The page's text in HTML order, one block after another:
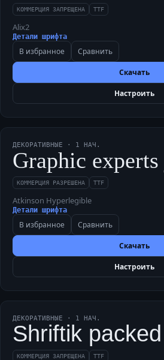
КОММЕРЦИЯ ЗАПРЕЩЕНА TTF
Alix2
Детали шрифта
В избранное Сравнить
Скачать
Настроить
ДЕКОРАТИВНЫЕ · 1 НАЧ.
Graphic
КОММЕРЦИЯ РАЗРЕШЕНА TTF
Atkinson Hyperlegible
Детали шрифта
В избранное Сравнить
Скачать
Настроить
ДЕКОРАТИВНЫЕ · 1 НАЧ.
Shriftik
КОММЕРЦИЯ ЗАПРЕЩЕНА TTF